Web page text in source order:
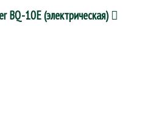
BQ-10E (электрическая)